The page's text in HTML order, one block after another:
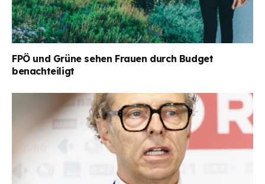
FPÖ und Grüne sehen Frauen durch Budget
benachteiligt